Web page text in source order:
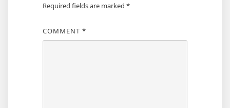
Required fields are marked *
COMMENT *